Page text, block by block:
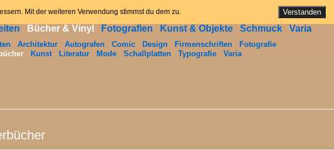
News Angebot Kontakt Datenschutzerklärung
Bücher & Vinyl Fotografien Kunst & Objekte Schmuck Varia
Architektur Autografen Comic Design Firmenschriften
Fotografie
Kunst Literatur Mode Schallplatten Typografie Varia
Mit der weiteren Verwendung stimmst du dem zu. Verstanden